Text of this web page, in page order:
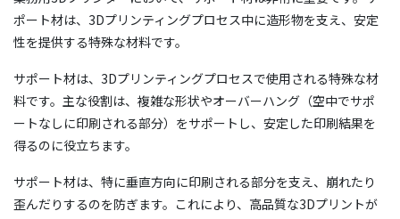
ポート材は、3Dプリンティングプロセス中に造形物を支え、安定
性を提供する特殊な材料です。
サポート材は、3Dプリンティングプロセスで使用される特殊な材
料です。主な役割は、複雑な形状やオーバーハング（空中でサポ
ートなしに印刷される部分）をサポートし、安定した印刷結果を
得るのに役立ちます。
サポート材は、特に垂直方向に印刷される部分を支え、崩れたり
歪んだりするのを防ぎます。これにより、高品質な3Dプリントが